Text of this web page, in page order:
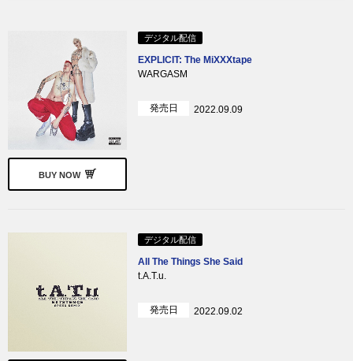
BUY NOW
デジタル配信
EXPLICIT: The MiXXXtape
WARGASM
発売日 2022.09.09
デジタル配信
All The Things She Said
t.A.T.u.
発売日 2022.09.02